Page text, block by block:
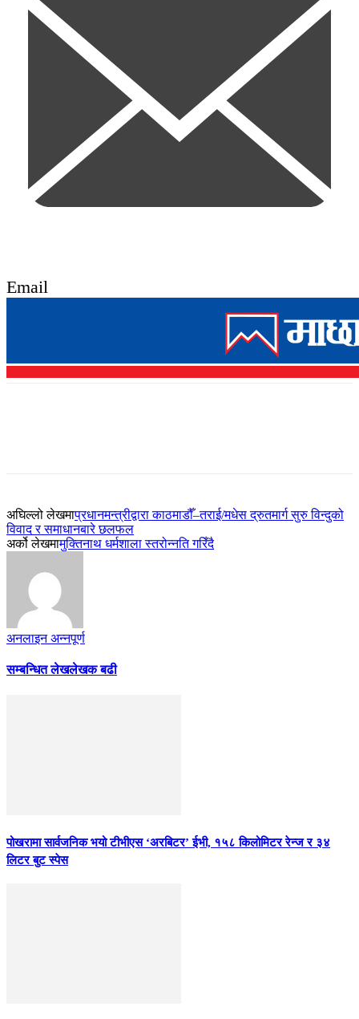
Email
अघिल्लो लेखमाप्रधानमन्त्रीद्वारा काठमाडौँ–तराई/मधेस द्रुतमार्ग सुरु विन्दुको
विवाद र समाधानबारे छलफल
अर्को लेखमामुक्तिनाथ धर्मशाला स्तरोन्नति गरिँदै
अनलाइन अन्नपूर्ण
सम्बन्धित लेखलेखक बढी
पोखरामा सार्वजनिक भयो टीभीएस ‘अरबिटर’ ईभी, १५८ किलोमिटर रेन्ज र ३४
लिटर बुट स्पेस